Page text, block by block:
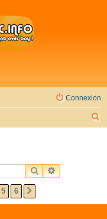
Connexion
RECHERCHER
RECHERCHE
5 6